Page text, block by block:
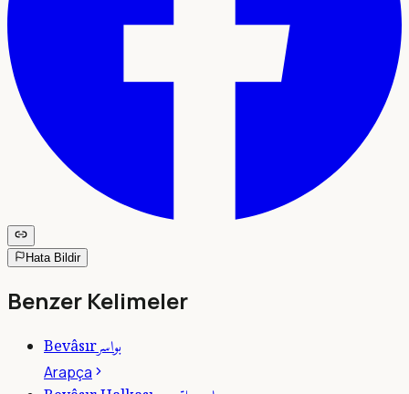
Hata Bildir
Benzer Kelimeler
Bevâsırبواسر
Arapça